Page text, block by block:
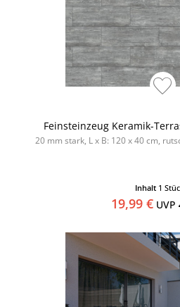
Feinsteinzeug Keramik-
20 mm stark, L x B: 120 x 40 cm,
Inhalt 1
19,99 € UVP